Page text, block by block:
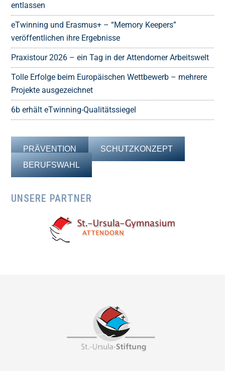
entlassen
eTwinning und Erasmus+ – “Memory Keepers”
veröffentlichen ihre Ergebnisse
Praxistour 2026 – ein Tag in der Attendorner Arbeitswelt
Tolle Erfolge beim Europäischen Wettbewerb – mehrere
Projekte ausgezeichnet
6b erhält eTwinning-Qualitätssiegel
PRÄVENTION
SCHUTZKONZEPT
BERUFSWAHL
UNSERE PARTNER